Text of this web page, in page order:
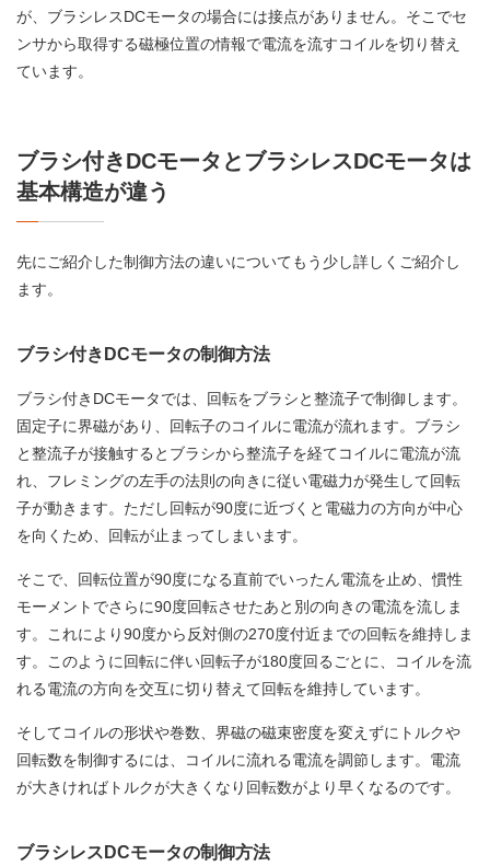
が、ブラシレスDCモータの場合には接点がありません。そこでセ
ンサから取得する磁極位置の情報で電流を流すコイルを切り替え
ています。
ブラシ付きDCモータとブラシレスDCモータは
基本構造が違う
先にご紹介した制御方法の違いについてもう少し詳しくご紹介し
ます。
ブラシ付きDCモータの制御方法
ブラシ付きDCモータでは、回転をブラシと整流子で制御します。
固定子に界磁があり、回転子のコイルに電流が流れます。ブラシ
と整流子が接触するとブラシから整流子を経てコイルに電流が流
れ、フレミングの左手の法則の向きに従い電磁力が発生して回転
子が動きます。ただし回転が90度に近づくと電磁力の方向が中心
を向くため、回転が止まってしまいます。
そこで、回転位置が90度になる直前でいったん電流を止め、慣性
モーメントでさらに90度回転させたあと別の向きの電流を流しま
す。これにより90度から反対側の270度付近までの回転を維持しま
す。このように回転に伴い回転子が180度回るごとに、コイルを流
れる電流の方向を交互に切り替えて回転を維持しています。
そしてコイルの形状や巻数、界磁の磁束密度を変えずにトルクや
回転数を制御するには、コイルに流れる電流を調節します。電流
が大きければトルクが大きくなり回転数がより早くなるのです。
ブラシレスDCモータの制御方法